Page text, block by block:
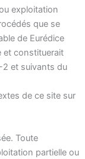
exploitation
que se
de Eurédice
et constituerait
et suivants du
de ce site sur
Toute
partielle ou